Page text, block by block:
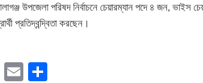
উপজেলা পরিষদ নির্বাচনে চেয়ারম্যান পদে ৪ জন, ভাইস
প্রতিদ্বন্দ্বিতা করছেন।
WhatsApp
Email